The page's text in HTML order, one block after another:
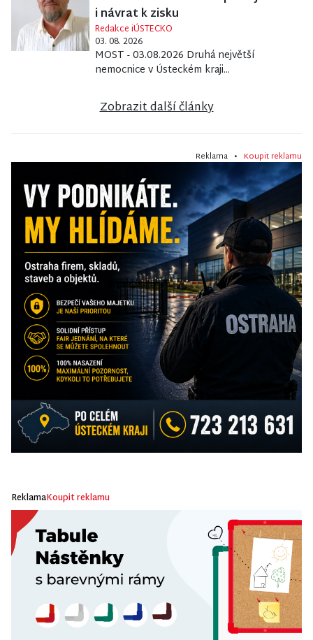
i návrat k zisku
Redakce iÚSTECKO
03. 08. 2026
MOST - 03.08.2026 Druhá největší
nemocnice v Ústeckém kraji...
Zobrazit další články
Reklama • Koupit reklamu
ReklamaKoupit reklamu